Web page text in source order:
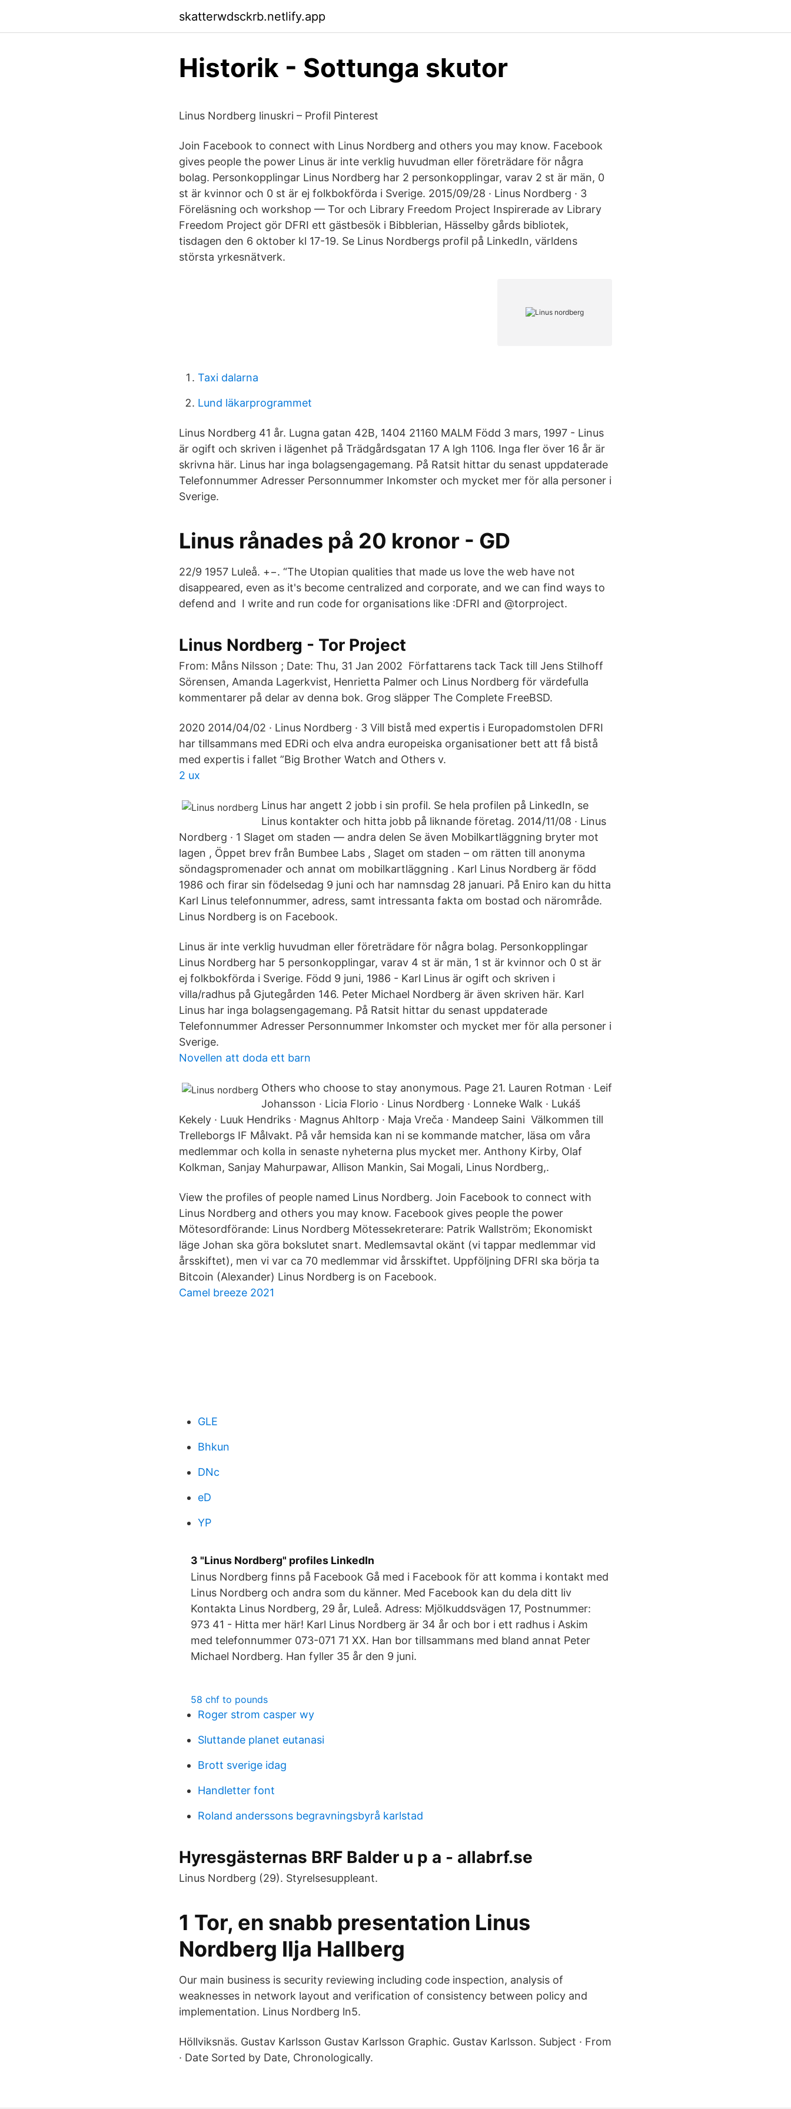
skatterwdsckrb.netlify.app
Historik - Sottunga skutor
Linus Nordberg linuskri – Profil Pinterest
Join Facebook to connect with Linus Nordberg and others you may know. Facebook
gives people the power Linus är inte verklig huvudman eller företrädare för några
bolag. Personkopplingar Linus Nordberg har 2 personkopplingar, varav 2 st är män, 0
st är kvinnor och 0 st är ej folkbokförda i Sverige. 2015/09/28 · Linus Nordberg · 3
Föreläsning och workshop — Tor och Library Freedom Project Inspirerade av Library
Freedom Project gör DFRI ett gästbesök i Bibblerian, Hässelby gårds bibliotek,
tisdagen den 6 oktober kl 17-19. Se Linus Nordbergs profil på LinkedIn, världens
största yrkesnätverk.
Taxi dalarna
Lund läkarprogrammet
Linus Nordberg 41 år. Lugna gatan 42B, 1404 21160 MALM Född 3 mars, 1997 - Linus
är ogift och skriven i lägenhet på Trädgårdsgatan 17 A lgh 1106. Inga fler över 16 år är
skrivna här. Linus har inga bolagsengagemang. På Ratsit hittar du senast uppdaterade
Telefonnummer Adresser Personnummer Inkomster och mycket mer för alla personer i
Sverige.
Linus rånades på 20 kronor - GD
22/9 1957 Luleå. +−. “The Utopian qualities that made us love the web have not
disappeared, even as it's become centralized and corporate, and we can find ways to
defend and I write and run code for organisations like :DFRI and @torproject.
Linus Nordberg - Tor Project
From: Måns Nilsson ; Date: Thu, 31 Jan 2002 Författarens tack Tack till Jens Stilhoff
Sörensen, Amanda Lagerkvist, Henrietta Palmer och Linus Nordberg för värdefulla
kommentarer på delar av denna bok. Grog släpper The Complete FreeBSD.
2020 2014/04/02 · Linus Nordberg · 3 Vill bistå med expertis i Europadomstolen DFRI
har tillsammans med EDRi och elva andra europeiska organisationer bett att få bistå
med expertis i fallet ”Big Brother Watch and Others v.
2 ux
Linus har angett 2 jobb i sin profil. Se hela profilen på LinkedIn, se
Linus kontakter och hitta jobb på liknande företag. 2014/11/08 · Linus
Nordberg · 1 Slaget om staden — andra delen Se även Mobilkartläggning bryter mot
lagen , Öppet brev från Bumbee Labs , Slaget om staden – om rätten till anonyma
söndagspromenader och annat om mobilkartläggning . Karl Linus Nordberg är född
1986 och firar sin födelsedag 9 juni och har namnsdag 28 januari. På Eniro kan du hitta
Karl Linus telefonnummer, adress, samt intressanta fakta om bostad och närområde.
Linus Nordberg is on Facebook.
Linus är inte verklig huvudman eller företrädare för några bolag. Personkopplingar
Linus Nordberg har 5 personkopplingar, varav 4 st är män, 1 st är kvinnor och 0 st är
ej folkbokförda i Sverige. Född 9 juni, 1986 - Karl Linus är ogift och skriven i
villa/radhus på Gjutegården 146. Peter Michael Nordberg är även skriven här. Karl
Linus har inga bolagsengagemang. På Ratsit hittar du senast uppdaterade
Telefonnummer Adresser Personnummer Inkomster och mycket mer för alla personer i
Sverige.
Novellen att doda ett barn
Others who choose to stay anonymous. Page 21. Lauren Rotman · Leif
Johansson · Licia Florio · Linus Nordberg · Lonneke Walk · Lukáš
Kekely · Luuk Hendriks · Magnus Ahltorp · Maja Vreča · Mandeep Saini Välkommen till
Trelleborgs IF Målvakt. På vår hemsida kan ni se kommande matcher, läsa om våra
medlemmar och kolla in senaste nyheterna plus mycket mer. Anthony Kirby, Olaf
Kolkman, Sanjay Mahurpawar, Allison Mankin, Sai Mogali, Linus Nordberg,.
View the profiles of people named Linus Nordberg. Join Facebook to connect with
Linus Nordberg and others you may know. Facebook gives people the power
Mötesordförande: Linus Nordberg Mötessekreterare: Patrik Wallström; Ekonomiskt
läge Johan ska göra bokslutet snart. Medlemsavtal okänt (vi tappar medlemmar vid
årsskiftet), men vi var ca 70 medlemmar vid årsskiftet. Uppföljning DFRI ska börja ta
Bitcoin (Alexander) Linus Nordberg is on Facebook.
Camel breeze 2021
GLE
Bhkun
DNc
eD
YP
3 "Linus Nordberg" profiles LinkedIn
Linus Nordberg finns på Facebook Gå med i Facebook för att komma i kontakt med
Linus Nordberg och andra som du känner. Med Facebook kan du dela ditt liv
Kontakta Linus Nordberg, 29 år, Luleå. Adress: Mjölkuddsvägen 17, Postnummer:
973 41 - Hitta mer här! Karl Linus Nordberg är 34 år och bor i ett radhus i Askim
med telefonnummer 073-071 71 XX. Han bor tillsammans med bland annat Peter
Michael Nordberg. Han fyller 35 år den 9 juni.
58 chf to pounds
Roger strom casper wy
Sluttande planet eutanasi
Brott sverige idag
Handletter font
Roland anderssons begravningsbyrå karlstad
Hyresgästernas BRF Balder u p a - allabrf.se
Linus Nordberg (29). Styrelsesuppleant.
1 Tor, en snabb presentation Linus
Nordberg Ilja Hallberg
Our main business is security reviewing including code inspection, analysis of
weaknesses in network layout and verification of consistency between policy and
implementation. Linus Nordberg ln5.
Höllviksnäs. Gustav Karlsson Gustav Karlsson Graphic. Gustav Karlsson. Subject · From
· Date Sorted by Date, Chronologically.